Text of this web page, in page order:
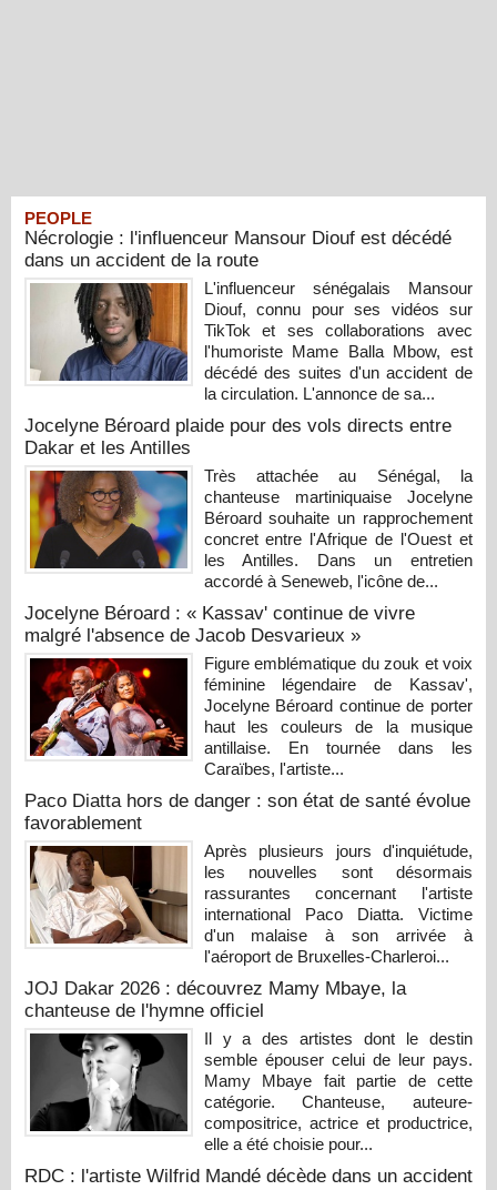
PEOPLE
Nécrologie : l'influenceur Mansour Diouf est décédé
dans un accident de la route
L'influenceur sénégalais Mansour
Diouf, connu pour ses vidéos sur
TikTok et ses collaborations avec
l'humoriste Mame Balla Mbow, est
décédé des suites d'un accident de
la circulation. L'annonce de sa...
Jocelyne Béroard plaide pour des vols directs entre
Dakar et les Antilles
Très attachée au Sénégal, la
chanteuse martiniquaise Jocelyne
Béroard souhaite un rapprochement
concret entre l'Afrique de l'Ouest et
les Antilles. Dans un entretien
accordé à Seneweb, l'icône de...
Jocelyne Béroard : « Kassav' continue de vivre
malgré l'absence de Jacob Desvarieux »
Figure emblématique du zouk et voix
féminine légendaire de Kassav',
Jocelyne Béroard continue de porter
haut les couleurs de la musique
antillaise. En tournée dans les
Caraïbes, l'artiste...
Paco Diatta hors de danger : son état de santé évolue
favorablement
Après plusieurs jours d'inquiétude,
les nouvelles sont désormais
rassurantes concernant l'artiste
international Paco Diatta. Victime
d'un malaise à son arrivée à
l'aéroport de Bruxelles-Charleroi...
JOJ Dakar 2026 : découvrez Mamy Mbaye, la
chanteuse de l'hymne officiel
Il y a des artistes dont le destin
semble épouser celui de leur pays.
Mamy Mbaye fait partie de cette
catégorie. Chanteuse, auteure-
compositrice, actrice et productrice,
elle a été choisie pour...
RDC : l'artiste Wilfrid Mandé décède dans un accident